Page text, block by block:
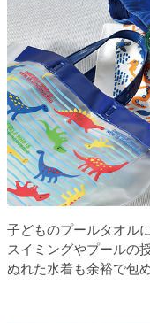
子どものプールタオル
スイミングやプールの
ぬれた水着も余裕で包め